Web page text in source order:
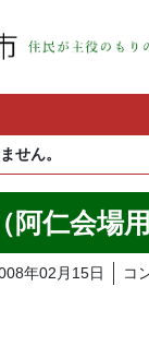
せん。
仁会場用
年02月15日 コ